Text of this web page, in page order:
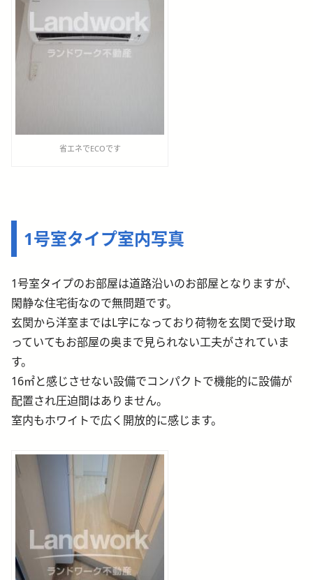
省エネでECOです
1号室タイプ室内写真
1号室タイプのお部屋は道路沿いのお部屋となりますが、
閑静な住宅街なので無問題です。
玄関から洋室まではL字になっており荷物を玄関で受け取
っていてもお部屋の奥まで見られない工夫がされていま
す。
16㎡と感じさせない設備でコンパクトで機能的に設備が
配置され圧迫間はありません。
室内もホワイトで広く開放的に感じます。